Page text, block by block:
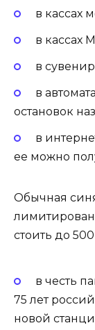
в кассах
в кассах
в
в
остановок
в
ее можно
Обычная
стоить до
в честь
75 лет
новой